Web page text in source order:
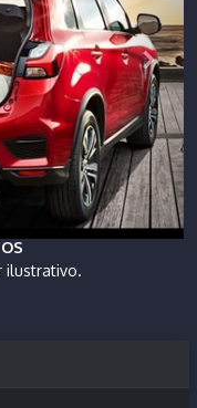
ilustrativo.